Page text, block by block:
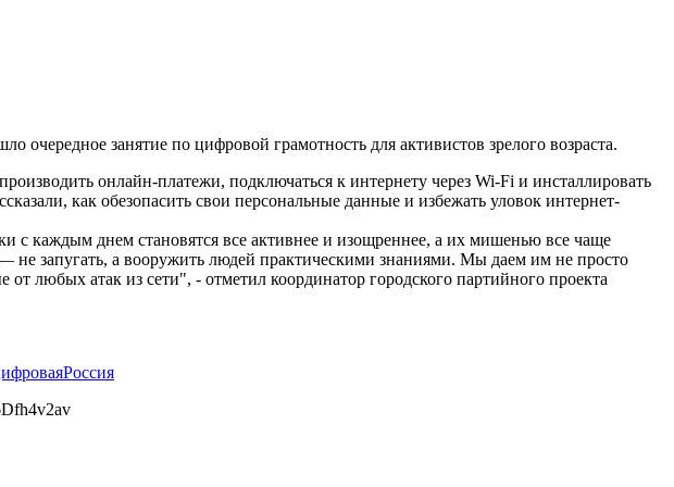
очередное занятие по цифровой грамотность для активистов зрелого возраста.
онлайн-платежи, подключаться к интернету через Wi-Fi и инсталлировать
как обезопасить свои персональные данные и избежать уловок интернет-
с каждым днем становятся все активнее и изощреннее, а их мишенью все чаще
не запугать, а вооружить людей практическими знаниями. Мы даем им не просто
любых атак из сети", - отметил координатор городского партийного проекта